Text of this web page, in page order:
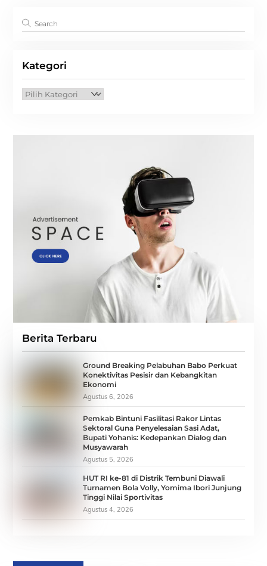
Kategori
Kategori
Berita Terbaru
Ground Breaking Pelabuhan Babo Perkuat
Konektivitas Pesisir dan Kebangkitan
Ekonomi
Agustus 6, 2026
Pemkab Bintuni Fasilitasi Rakor Lintas
Sektoral Guna Penyelesaian Sasi Adat,
Bupati Yohanis: Kedepankan Dialog dan
Musyawarah
Agustus 5, 2026
HUT RI ke-81 di Distrik Tembuni Diawali
Turnamen Bola Volly, Yomima Ibori Junjung
Tinggi Nilai Sportivitas
Agustus 4, 2026